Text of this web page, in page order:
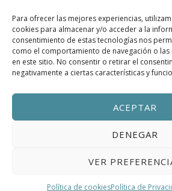
Para ofrecer las mejores experiencias,
cookies para almacenar y/o acceder a la
consentimiento de estas tecnologías nos
como el comportamiento de navegación o
en este sitio. No consentir o retirar el
negativamente a ciertas características y
ACEPTAR
DENEGAR
VER
Política de cookiesPolítica de
casamaiaanllons@gmail.com
+34 662 275 994